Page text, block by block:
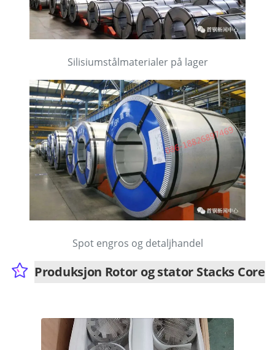
Silisiumstålmaterialer på lager
Spot engros og detaljhandel
Produksjon Rotor og stator Stacks Core